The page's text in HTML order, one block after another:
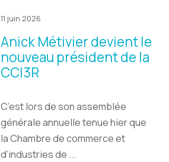
11 juin 2026
Anick Métivier devient le
nouveau président de la
CCI3R
C’est lors de son assemblée
générale annuelle tenue hier que
la Chambre de commerce et
d’industries de ...